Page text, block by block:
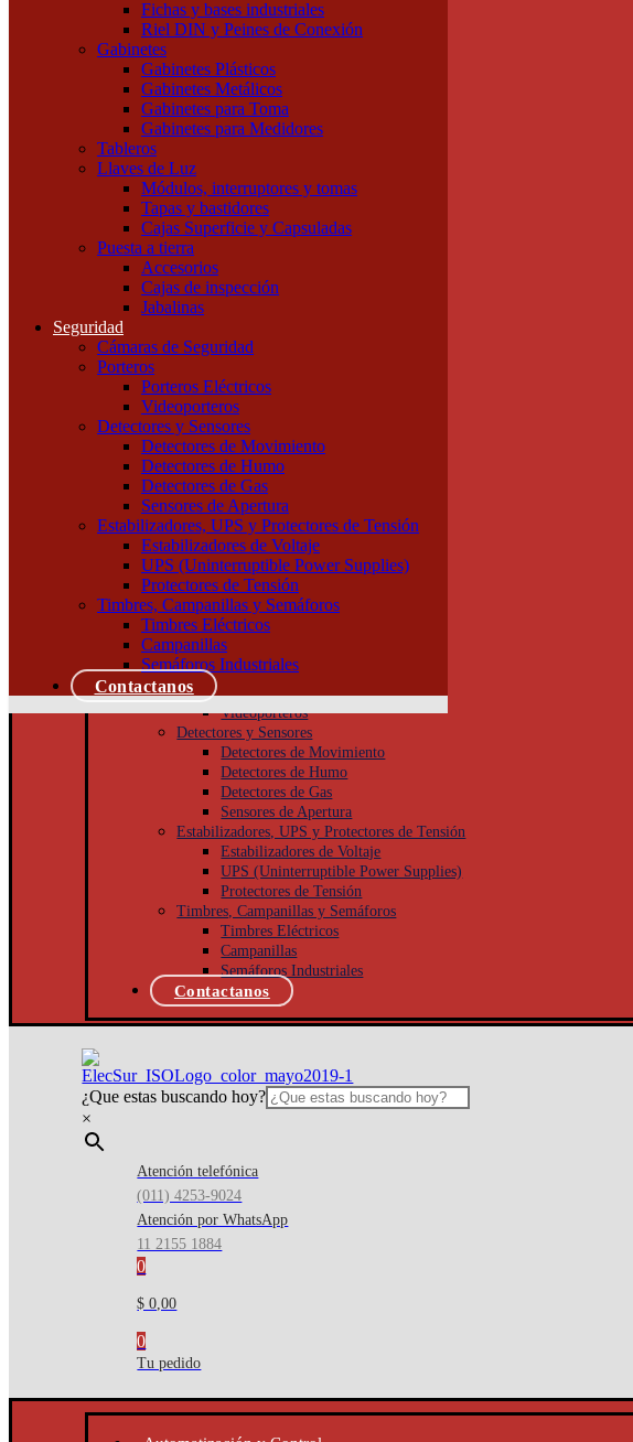
Fichas y bases industriales
Riel DIN y Peines de Conexión
Gabinetes
Gabinetes Plásticos
Gabinetes Metálicos
Gabinetes para Toma
Gabinetes para Medidores
Tableros
Llaves de Luz
Módulos, interruptores y tomas
Tapas y bastidores
Cajas Superficie y Capsuladas
Puesta a tierra
Accesorios
Cajas de inspección
Jabalinas
Seguridad
Cámaras de Seguridad
Porteros
Porteros Eléctricos
Videoporteros
Detectores y Sensores
Detectores de Movimiento
Detectores de Humo
Detectores de Gas
Sensores de Apertura
Estabilizadores, UPS y Protectores de Tensión
Estabilizadores de Voltaje
UPS (Uninterruptible Power Supplies)
Protectores de Tensión
Timbres, Campanillas y Semáforos
Timbres Eléctricos
Campanillas
Semáforos Industriales
Contactanos
Instalación
Cajas
Canalizaciones
Bandejas Portacables
Caños Metálicos
Caños Plásticos
Cajas de Embutir y Accesorios
Accesorios Metálicos para caños
Accesorios de PVC para caños
Precintos
Componentes para Tableros
Borneras y Accesorios
Barras y Portabarras
Gabinetes
Gabinetes Plásticos
Gabinetes Metálicos
Gabinetes para Toma
Gabinetes para Medidores
Tableros
Llaves de Luz
Módulos, interruptores y tomas
Tapas y bastidores
Cajas Superficie y Capsuladas
Puesta a tierra
Accesorios
Cajas de inspección
Jabalinas
Seguridad
Cámaras de Seguridad
Porteros
Porteros Eléctricos
Videoporteros
Detectores y Sensores
Detectores de Movimiento
Detectores de Humo
Detectores de Gas
Sensores de Apertura
Estabilizadores, UPS y Protectores de Tensión
Estabilizadores de Voltaje
UPS (Uninterruptible Power Supplies)
Protectores de Tensión
Timbres, Campanillas y Semáforos
Timbres Eléctricos
Campanillas
Semáforos Industriales
Contactanos
¿Que estas buscando hoy?
×
Atención telefónica
(011) 4253-9024
Atención por WhatsApp
11 2155 1884
0
$ 0,00
0
Tu pedido